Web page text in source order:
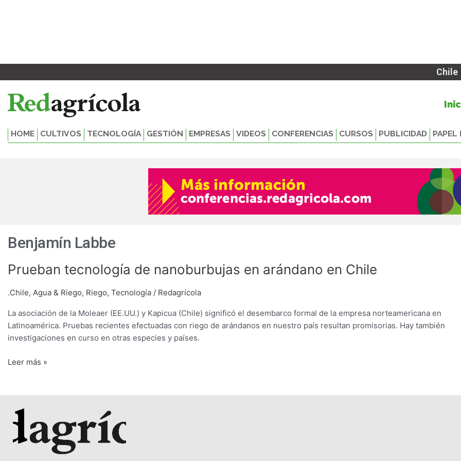
Chile
HOME CULTIVOS TECNOLOGÍA GESTIÓN EMPRESAS VIDEOS CONFERENCIAS CURSOS PUBLICIDAD PAPEL
Benjamín Labbe
Prueban tecnología de nanoburbujas en arándano en Chile
.Chile, Agua & Riego, Riego, Tecnología / Redagrícola
La asociación de la Moleaer (EE.UU.) y Kapicua (Chile) significó el desembarco formal de la empresa norteamericana en
Latinoamérica. Pruebas recientes efectuadas con riego de arándanos en nuestro país resultan promisorias. Hay también
investigaciones en curso en otras especies y países.
Prueban
de
en
arándano
en
Leer más »